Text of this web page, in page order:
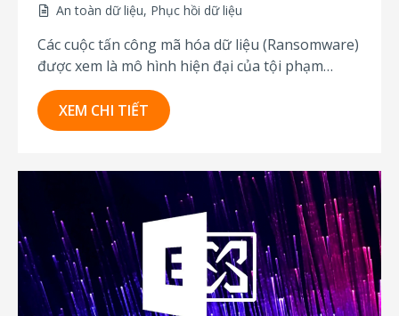
An toàn dữ liệu, Phục hồi dữ liệu
Các cuộc tấn công mã hóa dữ liệu (Ransomware)
được xem là mô hình hiện đại của tội phạm
mạng có thể gây tổn hại trên phạm vi toàn cầu.
Các vụ tấn công Ransomware đang có xu hướng
nhắm tới hệ thống máy chủ chứa nhiều thông
XEM CHI TIẾT